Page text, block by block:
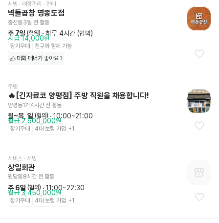
서빙 · 매장관리 · 판매
벽돌곱창 영종도점
중산동3일 전 활동
주 7일 (협의) · 하루 4시간 (협의)
시급 14,000원
장기우대
친구와 함께 가능
대화 매너가 좋아요 1
주방
🔥[긴자료코 양평점] 주방 직원을 채용합니다!
양평동1가4시간 전 활동
월~목, 일 (협의) · 10:00~21:00
월급 2,900,000원
장기우대 4대 보험 가입 +1
서비스 · 서빙
상일회관
원당동8시간 전 활동
주 6일 (협의) · 11:00~22:30
월급 3,450,000원
장기우대 4대 보험 가입 +1